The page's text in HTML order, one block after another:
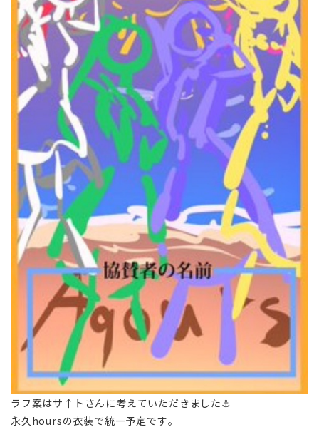
ラフ案はサ↑トさんに考えていただきました⚓️
永久hoursの衣装で統一予定です。